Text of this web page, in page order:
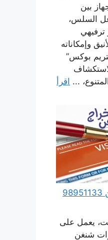
بين
السلس،
وإمكاناته
بوكس”
... اقرأ
مكتب استخراج فيزا شنغن 98951133
يعمل على
شنغن